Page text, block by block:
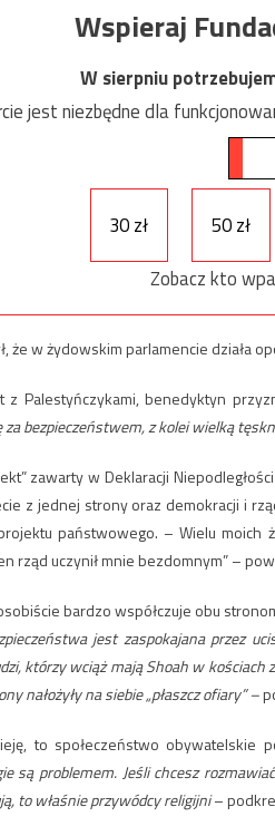
Wspieraj
W sierpniu
jest niezbędne dla
30 zł 50 zł
Zobacz kto
że w żydowskim parlamencie działa
z Palestyńczykami, benedyktyn
bezpieczeństwem, z kolei wielką
zawarty w Deklaracji
z jednej strony oraz demokracji i
państwowego. – Wielu moich
rząd uczynił mnie bezdomnym” –
bardzo współczuje obu
jest zaspokajana przez
którzy wciąż mają Shoah w
nałożyły na siebie „płaszcz ofiary” –
to społeczeństwo obywatelskie
są problemem. Jeśli chcesz
to właśnie przywódcy religijni–